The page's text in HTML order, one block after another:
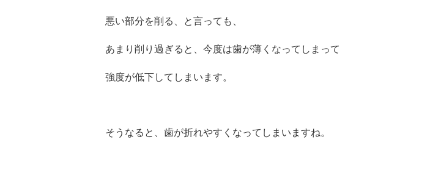
悪い部分を削る、と言っても、
あまり削り過ぎると、今度は歯が薄くなってしまって
強度が低下してしまいます。
そうなると、歯が折れやすくなってしまいますね。